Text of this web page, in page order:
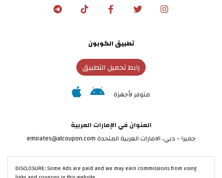
تطبيق الكوبون
رابط تحميل التطبيق
متوفر لأجهزة
العنوان في الإمارات العربية
جميرا - دبي، الامارات العربية المتحدة emirates@alcoupon.com
DISCLOSURE: Some Ads are paid and we may earn commissions from using